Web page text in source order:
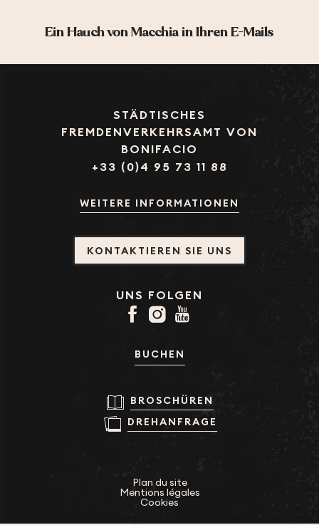
Ein Hauch von Macchia in Ihren E-Mails
STÄDTISCHES
FREMDENVERKEHRSAMT VON
BONIFACIO
+33 (0)4 95 73 11 88
WEITERE INFORMATIONEN
KONTAKTIEREN SIE UNS
UNS FOLGEN
BUCHEN
BROSCHÜREN
DREHANFRAGE
Plan du site
Mentions légales
Cookies